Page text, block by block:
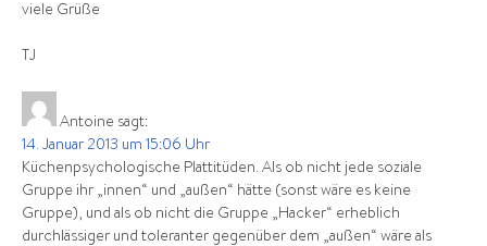
viele Grüße
TJ
Antoine sagt:
14. Januar 2013 um 15:06 Uhr
Küchenpsychologische Plattitüden. Als ob nicht jede soziale
Gruppe ihr „innen“ und „außen“ hätte (sonst wäre es keine
Gruppe), und als ob nicht die Gruppe „Hacker“ erheblich
durchlässiger und toleranter gegenüber dem „außen“ wäre als